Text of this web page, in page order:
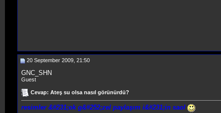
20 September 2009, 21:50
GNC_SHN
Guest
Cevap: Ateş su olsa nasıl görünürdü?
resimler &#231;ok g&#252;zel paylaşım i&#231;in saol